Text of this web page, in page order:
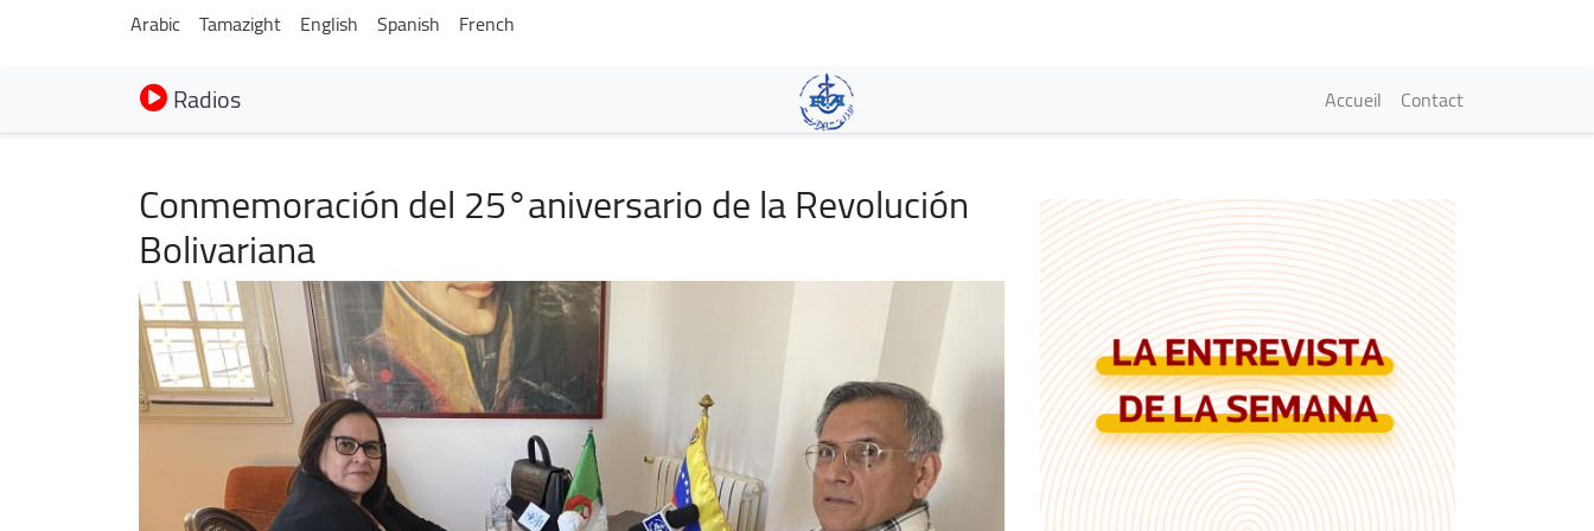
contenu
principal
Arabic Tamazight English Spanish French
Radios Navigation
Accueil Contact
Conmemoración del 25°aniversario de la Revolución
Bolivariana
Image